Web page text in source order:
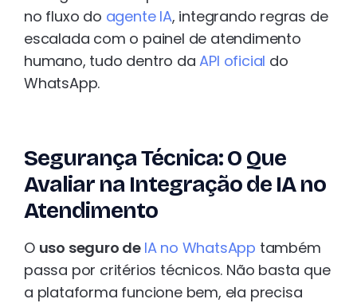
no fluxo do agente IA, integrando regras de
escalada com o painel de atendimento
humano, tudo dentro daAPI oficial do
WhatsApp.
Segurança Técnica: O Que
Avaliar na Integração de IA no
Atendimento
O uso seguro de IA no WhatsApp também
passa por critérios técnicos. Não basta que
a plataforma funcione bem, ela precisa